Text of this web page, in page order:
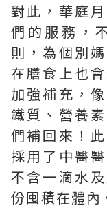
對此，華庭
們的服務，
則，為個別
在膳食上也
加強補充，
鐵質、營養
們補回來！
採用了中醫
不含一滴水
份囤積在體內